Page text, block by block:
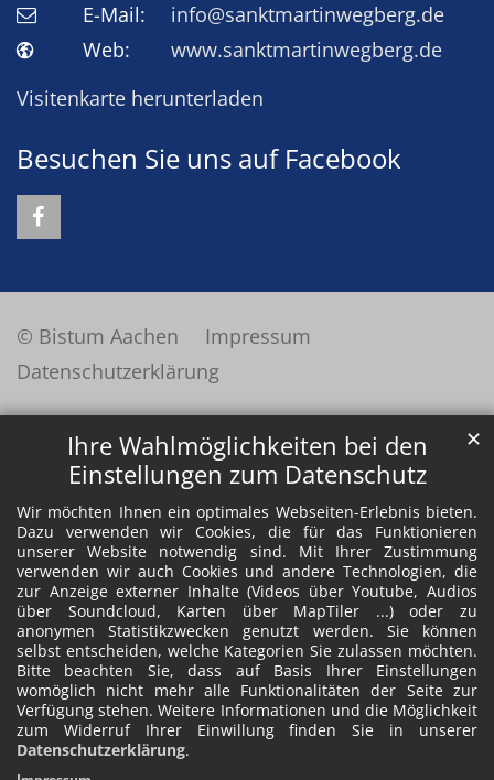
Ihre Wahlmöglichkeiten bei den
Einstellungen zum Datenschutz
Wir möchten Ihnen ein optimales Webseiten-Erlebnis bieten.
Dazu verwenden wir Cookies, die für das Funktionieren
unserer Website notwendig sind. Mit Ihrer Zustimmung
verwenden wir auch Cookies und andere Technologien, die
zur Anzeige externer Inhalte (Videos über Youtube, Audios
über Soundcloud, Karten über MapTiler ...) oder zu
anonymen Statistikzwecken genutzt werden. Sie können
selbst entscheiden, welche Kategorien Sie zulassen möchten.
Bitte beachten Sie, dass auf Basis Ihrer Einstellungen
womöglich nicht mehr alle Funktionalitäten der Seite zur
Verfügung stehen. Weitere Informationen und die Möglichkeit
zum Widerruf Ihrer Einwillung finden Sie in unserer
Datenschutzerklärung.
✕
E-Mail:
info@sanktmartinwegberg.de
Web:
www.sanktmartinwegberg.de
Visitenkarte herunterladen
Besuchen Sie uns auf Facebook
© Bistum Aachen
Impressum
Datenschutzerklärung